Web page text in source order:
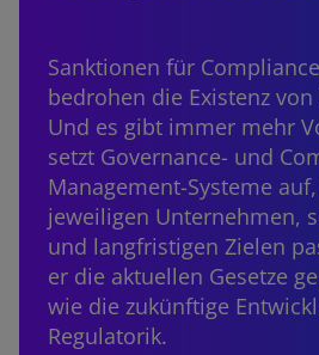
Sanktionen für
bedrohen die Existenz
Und es gibt immer mehr
setzt Governance- und
Management-Systeme
jeweiligen Unternehmen,
und langfristigen Zielen
er die aktuellen Gesetze
wie die zukünftige
Regulatorik.